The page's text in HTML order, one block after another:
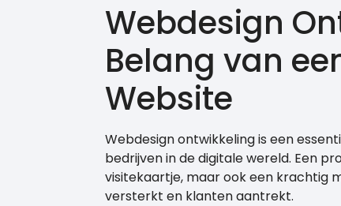
Webdesign
Belang van
Website
Webdesign ontwikkeling is een
bedrijven in de digitale wereld. Een
visitekaartje, maar ook een krachtig
versterkt en klanten aantrekt.